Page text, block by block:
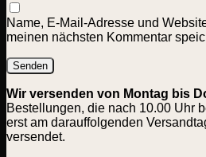
Name, E-Mail-Adresse und
meinen nächsten Kommentar
Wir versenden von Montag bis
Bestellungen, die nach 10.00 Uhr
erst am darauffolgenden
versendet.